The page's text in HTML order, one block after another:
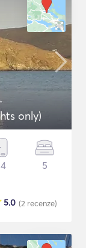
only)
4 5
(2 recenze)
5.0